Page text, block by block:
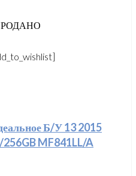
Б/У 13 2015
MF841LL/A